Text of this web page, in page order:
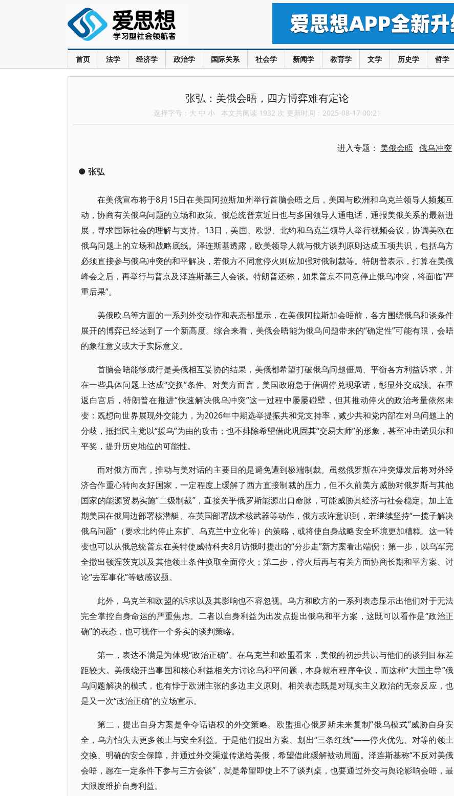
首页 法学 经济学 政治学 国际关系 社会学 新闻学 教育学 文学 历史学 哲学
张弘：美俄会晤，四方博弈难有定论
选择字号： 大 中 小 本文共阅读 1932 次 更新时间：2025-08-17 00:21
进入专题： 美俄会晤 俄乌冲突
● 张弘
在美俄宣布将于8月15日在美国阿拉斯加州举行首脑会晤之后，美国与欧洲和乌克兰领导人频频互
动，协商有关俄乌问题的立场和政策。俄总统普京近日也与多国领导人通电话，通报美俄关系的最新进
展，寻求国际社会的理解与支持。13日，美国、欧盟、北约和乌克兰领导人举行视频会议，协调美欧在
俄乌问题上的立场和战略底线。泽连斯基透露，欧美领导人就与俄方谈判原则达成五项共识，包括乌方
必须直接参与俄乌冲突的和平解决，若俄方不同意停火则应加强对俄制裁等。特朗普表示，打算在美俄
峰会之后，再举行与普京及泽连斯基三人会谈。特朗普还称，如果普京不同意停止俄乌冲突，将面临“严
重后果”。
美俄欧乌等方面的一系列外交动作和表态都显示，在美俄阿拉斯加会晤前，各方围绕俄乌和谈条件
展开的博弈已经达到了一个新高度。综合来看，美俄会晤能为俄乌问题带来的“确定性”可能有限，会晤
的象征意义或大于实际意义。
首脑会晤能够成行是美俄相互妥协的结果，美俄都希望打破俄乌问题僵局、平衡各方利益诉求，并
在一些具体问题上达成“交换”条件。对美方而言，美国政府急于借调停兑现承诺，彰显外交成绩。在重
返白宫后，特朗普在推进“快速解决俄乌冲突”这一过程中屡屡碰壁，但其推动停火的政治考量依然未
变：既想向世界展现外交能力，为2026年中期选举提振共和党支持率，减少共和党内部在对乌问题上的
分歧，抵挡民主党以“援乌”为由的攻击；也不排除希望借此巩固其“交易大师”的形象，甚至冲击诺贝尔和
平奖，提升历史地位的可能性。
而对俄方而言，推动与美对话的主要目的是避免遭到极端制裁。虽然俄罗斯在冲突爆发后将对外经
济合作重心转向友好国家，一定程度上缓解了西方直接制裁的压力，但不久前美方威胁对俄罗斯与其他
国家的能源贸易实施“二级制裁”，直接关乎俄罗斯能源出口命脉，可能威胁其经济与社会稳定。加上近
期美国在俄周边部署核潜艇、在英国部署战术核武器等动作，俄方或许意识到，若继续坚持“一揽子解决
俄乌问题”（要求北约停止东扩、乌克兰中立化等）的策略，或将使自身战略安全环境更加糟糕。这一转
变也可以从俄总统普京在美特使威特科夫8月访俄时提出的“分步走”新方案看出端倪：第一步，以乌军完
全撤出顿涅茨克以及其他领土条件换取全面停火；第二步，停火后再与有关方面协商长期和平方案、讨
论“去军事化”等敏感议题。
此外，乌克兰和欧盟的诉求以及其影响也不容忽视。乌方和欧方的一系列表态显示出他们对于无法
完全掌控自身命运的严重焦虑。二者以自身利益为出发点提出俄乌和平方案，这既可以看作是“政治正
确”的表态，也可视作一个务实的谈判策略。
第一，表达不满是为体现“政治正确”。在乌克兰和欧盟看来，美俄的初步共识与他们的谈判目标差
距较大。美俄绕开当事国和核心利益相关方讨论乌和平问题，本身就有程序争议，而这种“大国主导”俄
乌问题解决的模式，也有悖于欧洲主张的多边主义原则。相关表态既是对现实主义政治的无奈反应，也
是又一次“政治正确”的立场宣示。
第二，提出自身方案是争夺话语权的外交策略。欧盟担心俄罗斯未来复制“俄乌模式”威胁自身安
全，乌方怕失去更多领土与安全利益。于是他们提出方案、划出“三条红线”——停火优先、对等的领土
交换、明确的安全保障，并通过外交渠道传递给美俄，希望借此缓解被动局面。泽连斯基称“不反对美俄
会晤，愿在一定条件下参与三方会谈”，就是希望即使上不了谈判桌，也要通过外交与舆论影响会晤，最
大限度维护自身利益。